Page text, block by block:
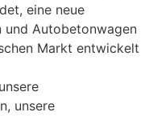
eine neue
und Autobetonwagen
Markt entwickelt
unsere